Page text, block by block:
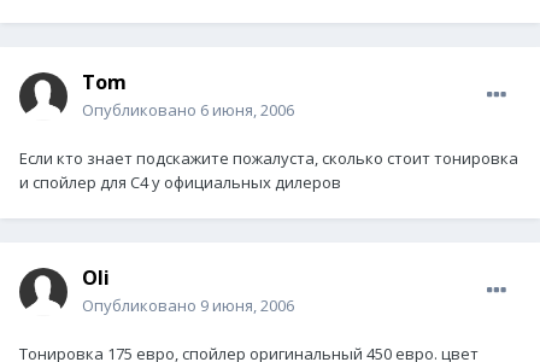
Tom
Опубликовано 6 июня, 2006
Если кто знает подскажите пожалуста, сколько стоит тонировка
и спойлер для С4 у официальных дилеров
Oli
Опубликовано 9 июня, 2006
Тонировка 175 евро, спойлер оригинальный 450 евро. цвет